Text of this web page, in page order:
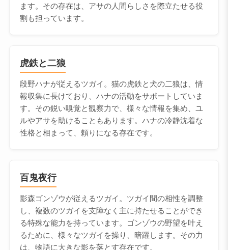
ます。その存在は、アサの人間らしさを際立たせる役
割も担っています。
虎鉄と二狼
段野ハナが従えるツガイ。猫の虎鉄と犬の二狼は、情
報収集に長けており、ハナの活動をサポートしていま
す。その鋭い嗅覚と観察力で、様々な情報を集め、ユ
ルやアサを助けることもあります。ハナの冷静沈着な
性格と相まって、頼りになる存在です。
百鬼夜行
影森ゴンゾウが従えるツガイ。ツガイ間の相性を調整
し、複数のツガイを支障なく主に持たせることができ
る特殊な能力を持っています。ゴンゾウの野望を叶え
るために、様々なツガイを操り、暗躍します。その力
は、物語に大きな影を落とす存在です。